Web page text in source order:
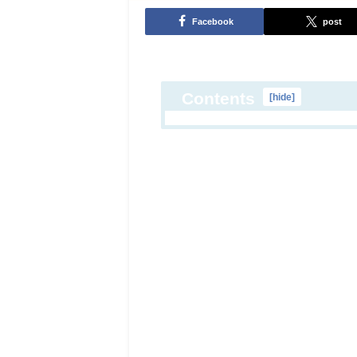
Facebook post
Contents [hide]